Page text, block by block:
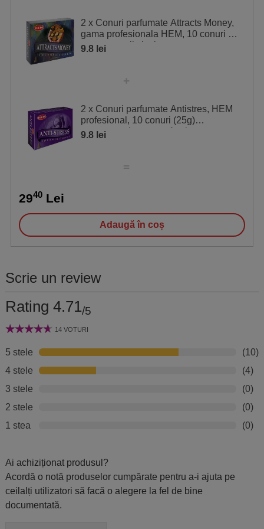
2 x Conuri parfumate Attracts Money,
gama profesionala HEM, 10 conuri cu
suport metalic inclus
9.8 lei
2 x Conuri parfumate Antistres, HEM
profesional, 10 conuri (25g)
aromaterapie, aroma fresh, suport
9.8 lei
2940 Lei
Adaugă în coș
Scrie un review
Rating 4.71/5
14 VOTURI
5 stele
(10)
4 stele
(4)
3 stele
(0)
2 stele
(0)
1 stea
(0)
Ai achiziționat produsul?
Acordă o notă produselor cumpărate pentru a-i ajuta pe
ceilalți utilizatori să facă o alegere la fel de bine
documentată.